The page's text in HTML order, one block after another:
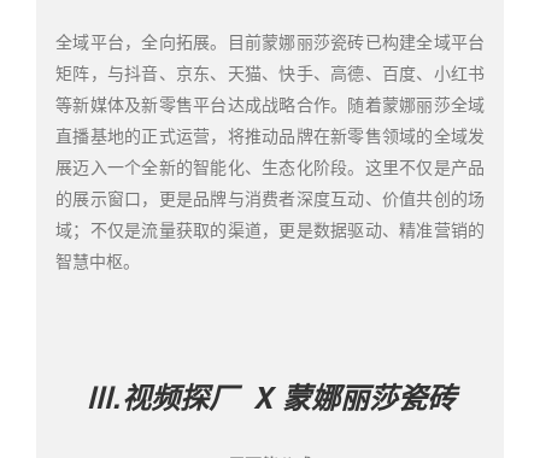
全域平台，全向拓展。目前蒙娜丽莎瓷砖已构建全域平台
矩阵，与抖音、京东、天猫、快手、高德、百度、小红书
等新媒体及新零售平台达成战略合作。随着蒙娜丽莎全域
直播基地的正式运营，将推动品牌在新零售领域的全域发
展迈入一个全新的智能化、生态化阶段。这里不仅是产品
的展示窗口，更是品牌与消费者深度互动、价值共创的场
域；不仅是流量获取的渠道，更是数据驱动、精准营销的
智慧中枢。
Ⅲ.视频探厂 X 蒙娜丽莎瓷砖